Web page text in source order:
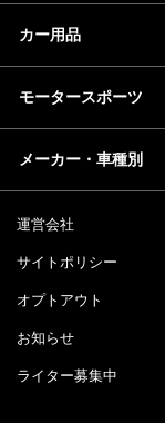
カー用品
モータースポーツ
メーカー・車種別
運営会社
サイトポリシー
オプトアウト
お知らせ
ライター募集中